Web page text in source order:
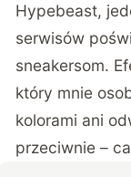
Hypebeast,
serwisów
sneakersom.
który mnie
kolorami ani
przeciwnie –